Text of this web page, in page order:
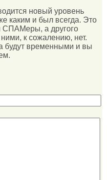
новый уровень
каким и был всегда. Это
СПАМеры, а другого
к сожалению, нет.
будут временными и вы